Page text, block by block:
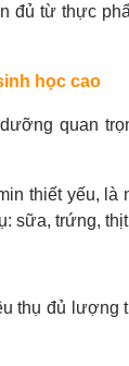
đủ từ thực
học cao
quan
thiết yếu, là
sữa, trứng,
thụ đủ lượng